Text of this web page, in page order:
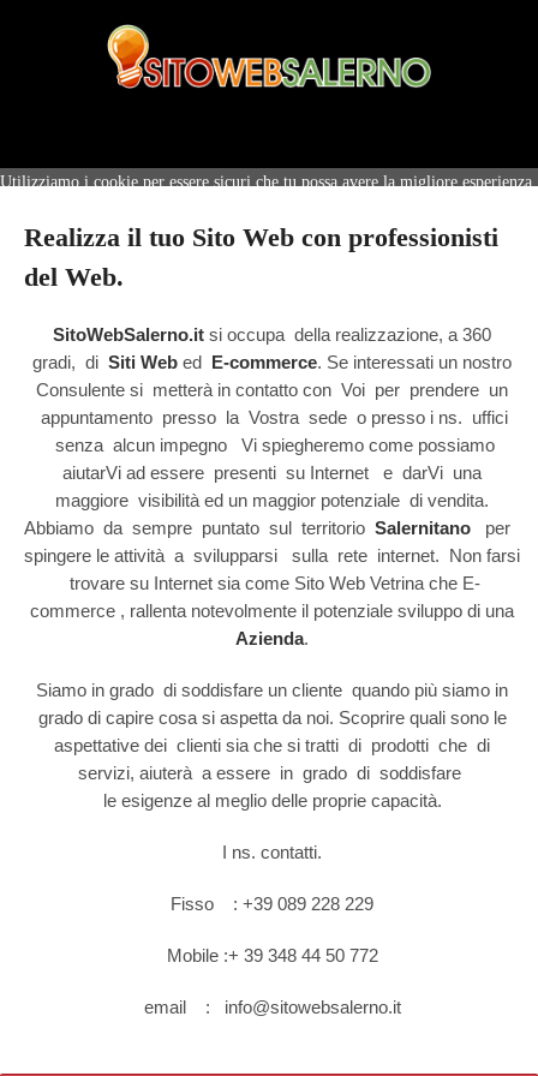
Realizza il tuo Sito Web con professionisti
del Web.
SitoWebSalerno.it si occupa della realizzazione, a 360
gradi, di Siti Web ed E-commerce. Se interessati un nostro
Consulente si metterà in contatto con Voi per prendere un
appuntamento presso la Vostra sede o presso i ns. uffici
senza alcun impegno Vi spiegheremo come possiamo
aiutarVi ad essere presenti su Internet e darVi una
maggiore visibilità ed un maggior potenziale di vendita.
Abbiamo da sempre puntato sul territorio Salernitano
per
spingere le attività a svilupparsi sulla rete internet. Non farsi
trovare su Internet sia come Sito Web Vetrina che E-
commerce , rallenta notevolmente il potenziale sviluppo di una
Azienda.
Siamo in grado di soddisfare un cliente quando più siamo in
grado di capire cosa si aspetta da noi. Scoprire quali sono le
aspettative dei clienti sia che si tratti di prodotti che di
servizi, aiuterà a essere in grado di soddisfare
le esigenze al meglio delle proprie capacità.
I ns. contatti.
Fisso : +39 089 228 229
Mobile :+ 39 348 44 50 772
email : info@sitowebsalerno.it
Utilizziamo i cookie per essere sicuri che tu possa avere la migliore esperienza